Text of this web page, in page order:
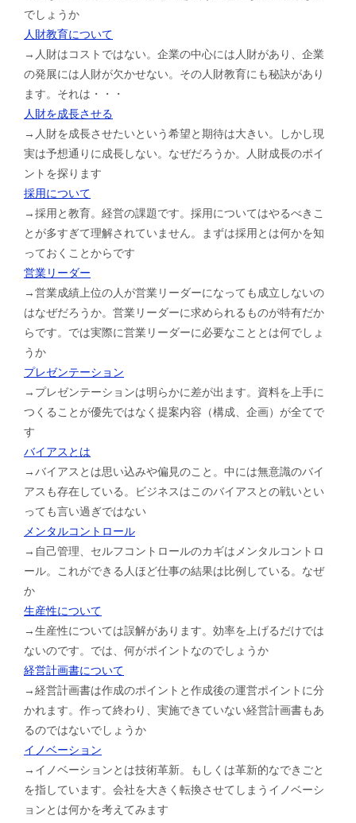
でしょうか
人財教育について
→人財はコストではない。企業の中心には人財があり、企業
の発展には人財が欠かせない。その人財教育にも秘訣があり
ます。それは・・・
人財を成長させる
→人財を成長させたいという希望と期待は大きい。しかし現
実は予想通りに成長しない。なぜだろうか。人財成長のポイ
ントを探ります
採用について
→採用と教育。経営の課題です。採用についてはやるべきこ
とが多すぎて理解されていません。まずは採用とは何かを知
っておくことからです
営業リーダー
→営業成績上位の人が営業リーダーになっても成立しないの
はなぜだろうか。営業リーダーに求められるものが特有だか
らです。では実際に営業リーダーに必要なこととは何でしょ
うか
プレゼンテーション
→プレゼンテーションは明らかに差が出ます。資料を上手に
つくることが優先ではなく提案内容（構成、企画）が全てで
す
バイアスとは
→バイアスとは思い込みや偏見のこと。中には無意識のバイ
アスも存在している。ビジネスはこのバイアスとの戦いとい
っても言い過ぎではない
メンタルコントロール
→自己管理、セルフコントロールのカギはメンタルコントロ
ール。これができる人ほど仕事の結果は比例している。なぜ
か
生産性について
→生産性については誤解があります。効率を上げるだけでは
ないのです。では、何がポイントなのでしょうか
経営計画書について
→経営計画書は作成のポイントと作成後の運営ポイントに分
かれます。作って終わり、実施できていない経営計画書もあ
るのではないでしょうか
イノベーション
→イノベーションとは技術革新。もしくは革新的なできごと
を指しています。会社を大きく転換させてしまうイノベーシ
ョンとは何かを考えてみます